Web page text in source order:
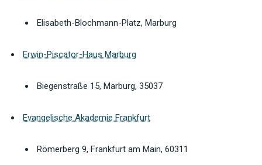
Elisabeth-Blochmann-Platz, Marburg
Erwin-Piscator-Haus Marburg
Biegenstraße 15, Marburg, 35037
Evangelische Akademie Frankfurt
Römerberg 9, Frankfurt am Main, 60311